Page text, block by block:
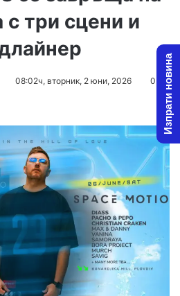
три сцени и
Send08:02ч, вторник, 2 юни, 2026 0 Изпрати новина